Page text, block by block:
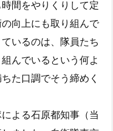
間をやりくりして定
向上にも取り組んで
いるのは、隊員たち
んでいるという何よ
た口調でそう締めく
よる石原都知事（当